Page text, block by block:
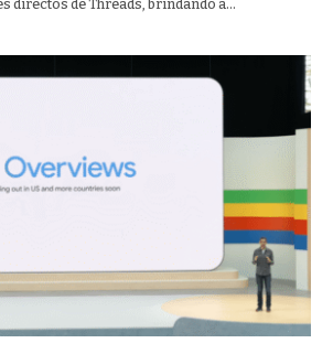
directos de Threads, brindando a…